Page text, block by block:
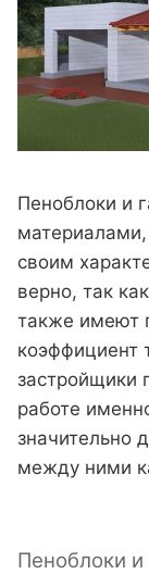
Пеноблоки и
своим
верно, так
также имеют
коэффициент
застройщики
работе
значительно
между ними
Пеноблоки и